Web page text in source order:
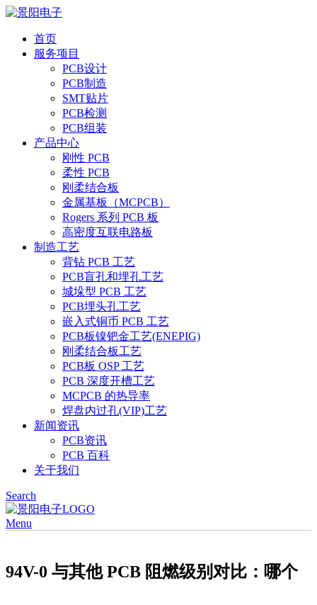
首页
服务项目
PCB设计
PCB制造
SMT贴片
PCB检测
PCB组装
产品中心
刚性 PCB
柔性 PCB
刚柔结合板
金属基板（MCPCB）
Rogers 系列 PCB 板
高密度互联电路板
制造工艺
背钻 PCB 工艺
PCB盲孔和埋孔工艺
城垛型 PCB 工艺
PCB埋头孔工艺
嵌入式铜币 PCB 工艺
PCB板镍钯金工艺(ENEPIG)
刚柔结合板工艺
PCB板 OSP 工艺
PCB 深度开槽工艺
MCPCB 的热导率
焊盘内过孔(VIP)工艺
新闻资讯
PCB资讯
PCB 百科
关于我们
Search
Menu
94V-0 与其他 PCB 阻燃级别对比：哪个